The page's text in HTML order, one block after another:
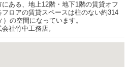
ある、地上12階・地下1階の賃貸オフ
フロアの賃貸スペースは柱のない約314
）の空間になっています。
社竹中工務店。